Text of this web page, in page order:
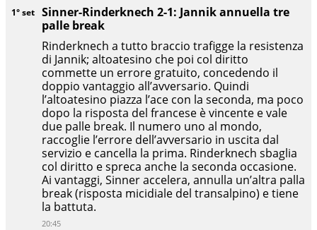
1° set Sinner-Rinderknech 2-1: Jannik annuella tre
palle break
Rinderknech a tutto braccio trafigge la resistenza
di Jannik; altoatesino che poi col diritto
commette un errore gratuito, concedendo il
doppio vantaggio all’avversario. Quindi
l’altoatesino piazza l’ace con la seconda, ma poco
dopo la risposta del francese è vincente e vale
due palle break. Il numero uno al mondo,
raccoglie l’errore dell’avversario in uscita dal
servizio e cancella la prima. Rinderknech sbaglia
col diritto e spreca anche la seconda occasione.
Ai vantaggi, Sinner accelera, annulla un’altra palla
break (risposta micidiale del transalpino) e tiene
la battuta.
20:45